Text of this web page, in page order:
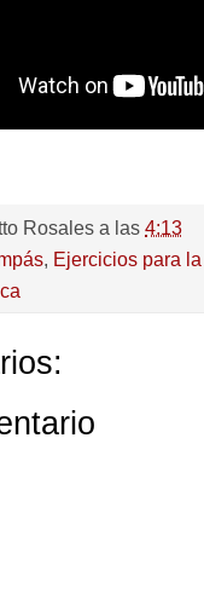
Rosales a las 4:13
, Ejercicios para